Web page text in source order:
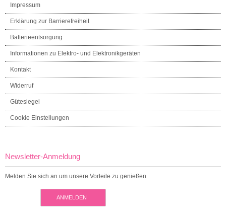
Impressum
Erklärung zur Barrierefreiheit
Batterieentsorgung
Informationen zu Elektro- und Elektronikgeräten
Kontakt
Widerruf
Gütesiegel
Cookie Einstellungen
Newsletter-Anmeldung
Melden Sie sich an um unsere Vorteile zu genießen
ANMELDEN